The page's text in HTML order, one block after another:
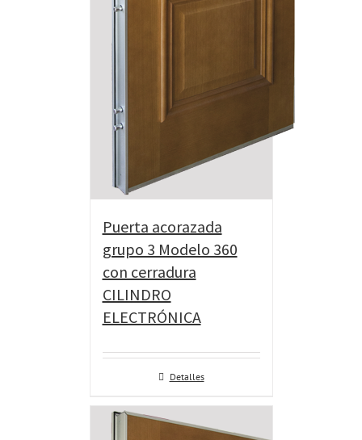
Puerta acorazada
grupo 3 Modelo 360
con cerradura
CILINDRO
ELECTRÓNICA
Detalles